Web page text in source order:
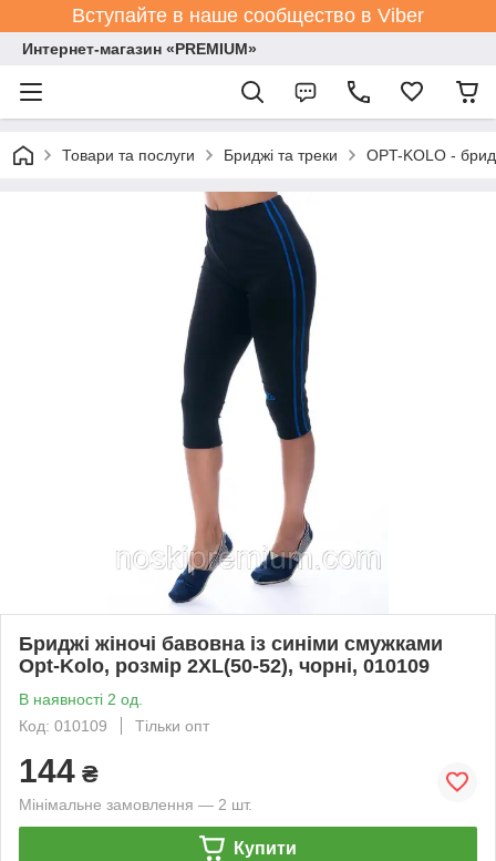
Вступайте в наше сообщество в Viber
Интернет-магазин «PREMIUM»
Товари та послуги Бриджі та треки OPT-KOLO -
Бриджі жіночі бавовна із синіми смужками
Opt-Kolo, розмір 2ХL(50-52), чорні, 010109
В наявності 2 од.
Код: 010109
Тільки опт
144 ₴
Мінімальне замовлення — 2 шт.
Купити